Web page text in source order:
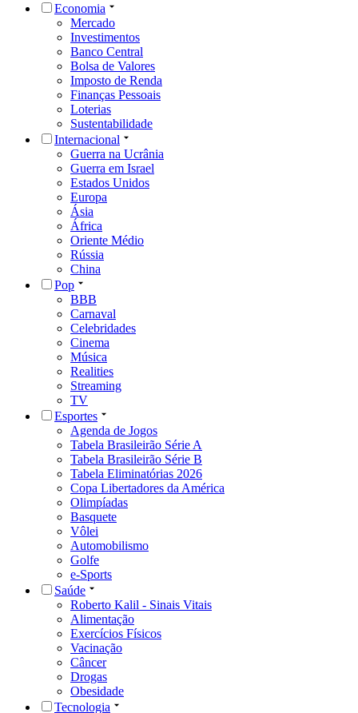
Economia
Mercado
Investimentos
Banco Central
Bolsa de Valores
Imposto de Renda
Finanças Pessoais
Loterias
Sustentabilidade
Internacional
Guerra na Ucrânia
Guerra em Israel
Estados Unidos
Europa
Ásia
África
Oriente Médio
Rússia
China
Pop
BBB
Carnaval
Celebridades
Cinema
Música
Realities
Streaming
TV
Esportes
Agenda de Jogos
Tabela Brasileirão Série A
Tabela Brasileirão Série B
Tabela Eliminatórias 2026
Copa Libertadores da América
Olimpíadas
Basquete
Vôlei
Automobilismo
Golfe
e-Sports
Saúde
Roberto Kalil - Sinais Vitais
Alimentação
Exercícios Físicos
Vacinação
Câncer
Drogas
Obesidade
Tecnologia